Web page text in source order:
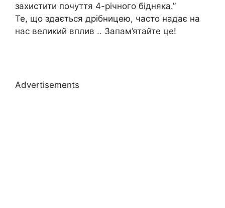
захистити почуття 4-річного бідняка.”
Те, що здається дрібницею, часто надає на
нас великий вплив .. Запам’ятайте це!
Advertisements